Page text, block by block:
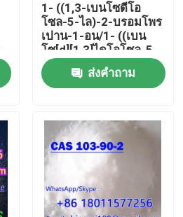
1- ((1,3-เบนโซดีโอ
โซล-5-ไล)-2-บรอมโพร
เปาน-1-อน/1- ((เบน
โซ[d][1,3]ไดโอโซล-5-
ไล)-2-บรอมโพรเปา
น-1-อน CAS 52190-
28-0
ส่งคำถาม